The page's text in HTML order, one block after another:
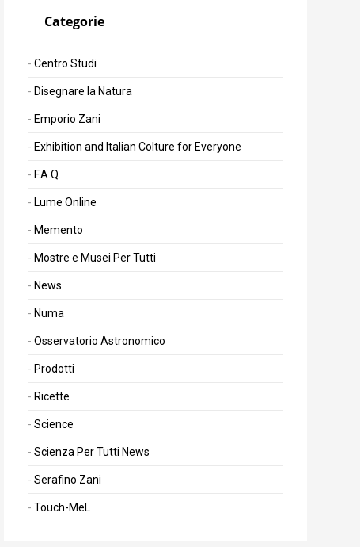
Categorie
Centro Studi
Disegnare la Natura
Emporio Zani
Exhibition and Italian Colture for Everyone
F.A.Q.
Lume Online
Memento
Mostre e Musei Per Tutti
News
Numa
Osservatorio Astronomico
Prodotti
Ricette
Science
Scienza Per Tutti News
Serafino Zani
Touch-MeL